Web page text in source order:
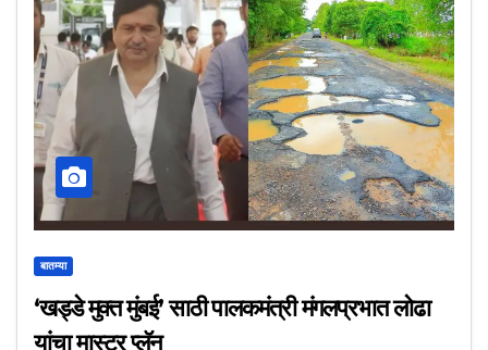
बातम्या
‘खड्डे मुक्त मुंबई’ साठी पालकमंत्री मंगलप्रभात लोढा
यांचा मास्टर प्लॅन